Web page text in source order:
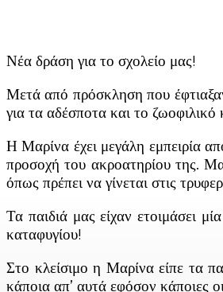
Νέα δράση για το σχολείο μας!
Μετά από πρόσκληση που
για τα αδέσποτα και το
Η Μαρίνα έχει μεγάλη εμπειρία
προσοχή του ακροατηρίου της.
όπως πρέπει να γίνεται στις
Τα παιδιά μας είχαν ετοιμάσει
καταφυγίου!
Στο κλείσιμο η Μαρίνα είπε τα
κάποια απ’ αυτά εφόσον κάποιες